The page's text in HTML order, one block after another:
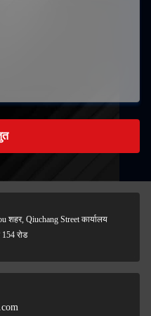
शहर, Qiuchang Street कार्यालय
रोड